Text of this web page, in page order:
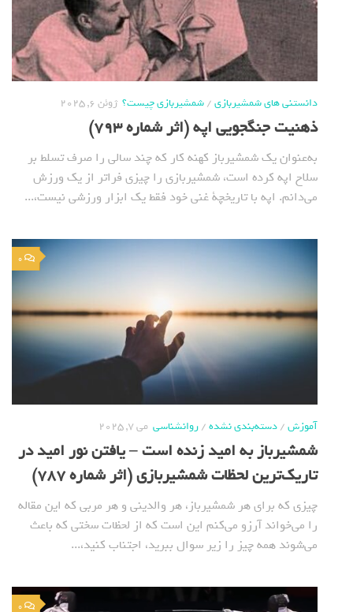
دانستنی های شمشیربازی/شمشیربازی چیست؟ ژوئن 6, 2025
ذهنیت جنگجویی اپه (اثر شماره 793)
به‌عنوان یک شمشیرباز کهنه کار که چند سالی را صرف تسلط بر
سلاح اپه کرده است، شمشیربازی را چیزی فراتر از یک ورزش
می‌دانم. اپه با تاریخچة غنی خود فقط یک ابزار ورزشی نیست،...
0
آموزش/دسته‌بندی نشده/روانشناسی می 7, 2025
شمشیرباز به امید زنده است – یافتن نور امید در
تاریک‌ترین لحظات شمشیربازی (اثر شماره 787)
چیزی که برای هر شمشیرباز، هر والدینی و هر مربی که این مقاله
را می‌خواند آرزو می‌کنم این است که از لحظات سختی که باعث
می‌شوند همه چیز را زیر سوال ببرید، اجتناب کنید،...
0